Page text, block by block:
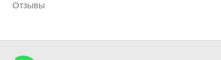
Отзывы